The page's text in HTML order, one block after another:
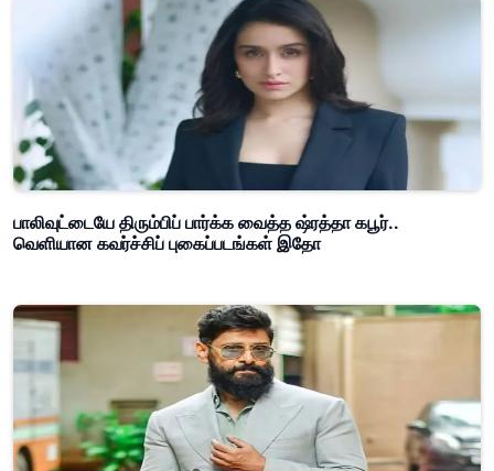
பாலிவுட்டையே திரும்பிப் பார்க்க வைத்த ஷ்ரத்தா கபூர்..
வெளியான கவர்ச்சிப் புகைப்படங்கள் இதோ